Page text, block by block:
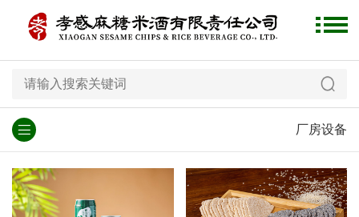
厂房设备